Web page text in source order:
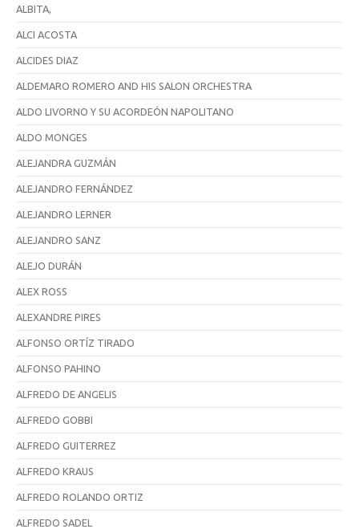
ALBITA,
ALCI ACOSTA
ALCIDES DIAZ
ALDEMARO ROMERO AND HIS SALON ORCHESTRA
ALDO LIVORNO Y SU ACORDEÓN NAPOLITANO
ALDO MONGES
ALEJANDRA GUZMÁN
ALEJANDRO FERNÁNDEZ
ALEJANDRO LERNER
ALEJANDRO SANZ
ALEJO DURÁN
ALEX ROSS
ALEXANDRE PIRES
ALFONSO ORTÍZ TIRADO
ALFONSO PAHINO
ALFREDO DE ANGELIS
ALFREDO GOBBI
ALFREDO GUITERREZ
ALFREDO KRAUS
ALFREDO ROLANDO ORTIZ
ALFREDO SADEL